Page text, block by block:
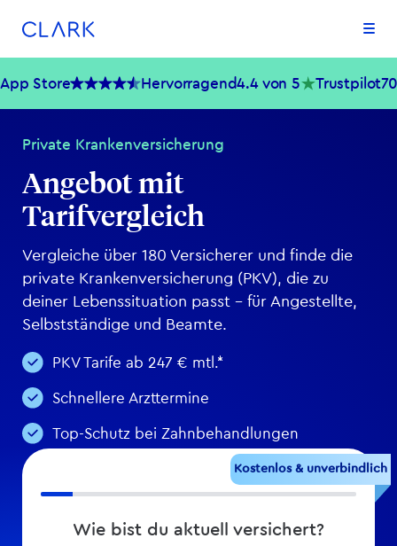
App Store Hervorragend4.4 von 5 Trustpilot
Private Kranken­versicherung
Angebot mit
Tarifvergleich
Vergleiche über 180 Versicherer und finde die
private Kranken­versicherung (PKV), die zu
deiner Lebenssituation passt – für Angestellte,
Selbstständige und Beamte.
PKV Tarife ab 247 € mtl.*
Schnellere Arzttermine
Top-Schutz bei Zahnbehandlungen
Kostenlos & unverbindlich
Wie bist du aktuell versichert?